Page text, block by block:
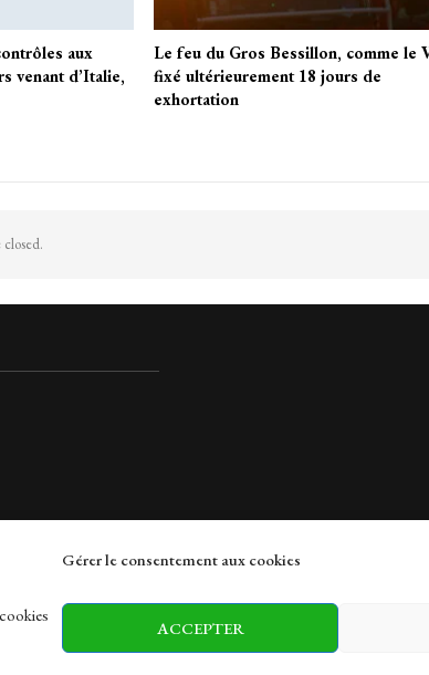
Gérer le consentement aux cookies
ACCEPTER
aux
venant d’Italie,
Le feu du Gros Bessillon, comme le
fixé ultérieurement 18 jours de
exhortation
closed.